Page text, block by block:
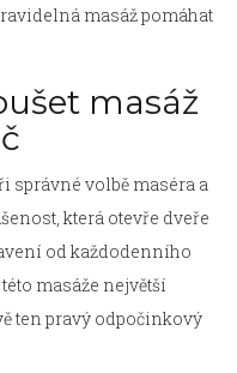
masáž pomáhat
masáž
správné volbě maséra a
která otevře dveře
od každodenního
masáže největší
ten pravý odpočinkový